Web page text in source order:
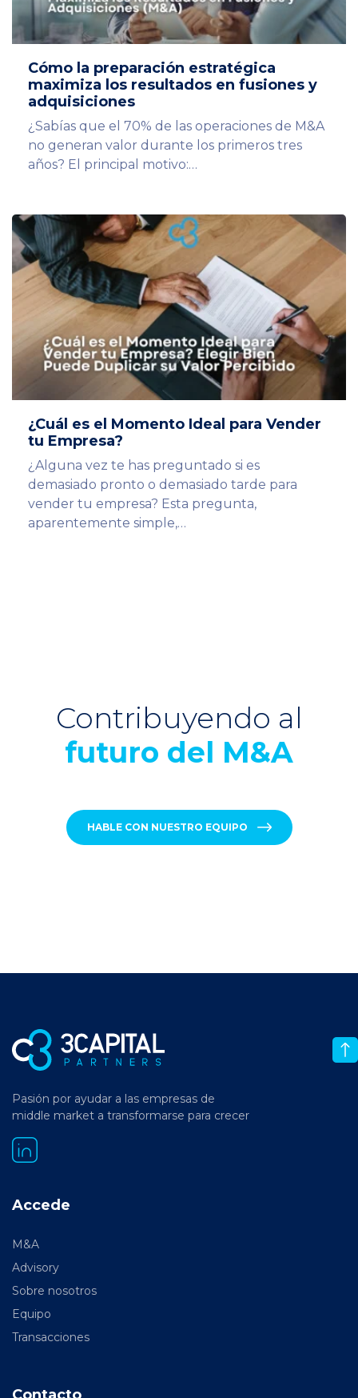
Cómo la preparación estratégica
maximiza los resultados en fusiones y
adquisiciones
¿Sabías que el 70% de las operaciones de M&A
no generan valor durante los primeros tres
años? El principal motivo:…
¿Cuál es el Momento Ideal para Vender
tu Empresa?
¿Alguna vez te has preguntado si es
demasiado pronto o demasiado tarde para
vender tu empresa? Esta pregunta,
aparentemente simple,…
Contribuyendo al
futuro del M&A
HABLE CON NUESTRO EQUIPO
Pasión por ayudar a las empresas de
middle market a transformarse para crecer
Accede
M&A
Advisory
Sobre nosotros
Equipo
Transacciones